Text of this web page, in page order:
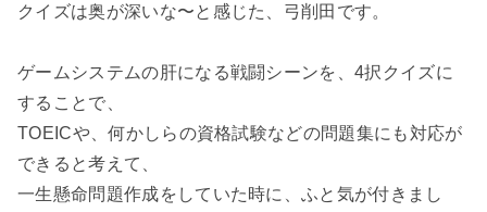
クイズは奥が深いな〜と感じた、弓削田です。
ゲームシステムの肝になる戦闘シーンを、4択クイズに
することで、
TOEICや、何かしらの資格試験などの問題集にも対応が
できると考えて、
一生懸命問題作成をしていた時に、ふと気が付きまし